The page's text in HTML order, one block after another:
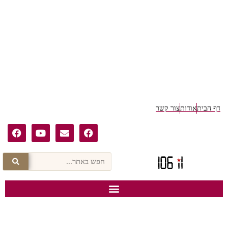
דף הביתאודותצור קשר